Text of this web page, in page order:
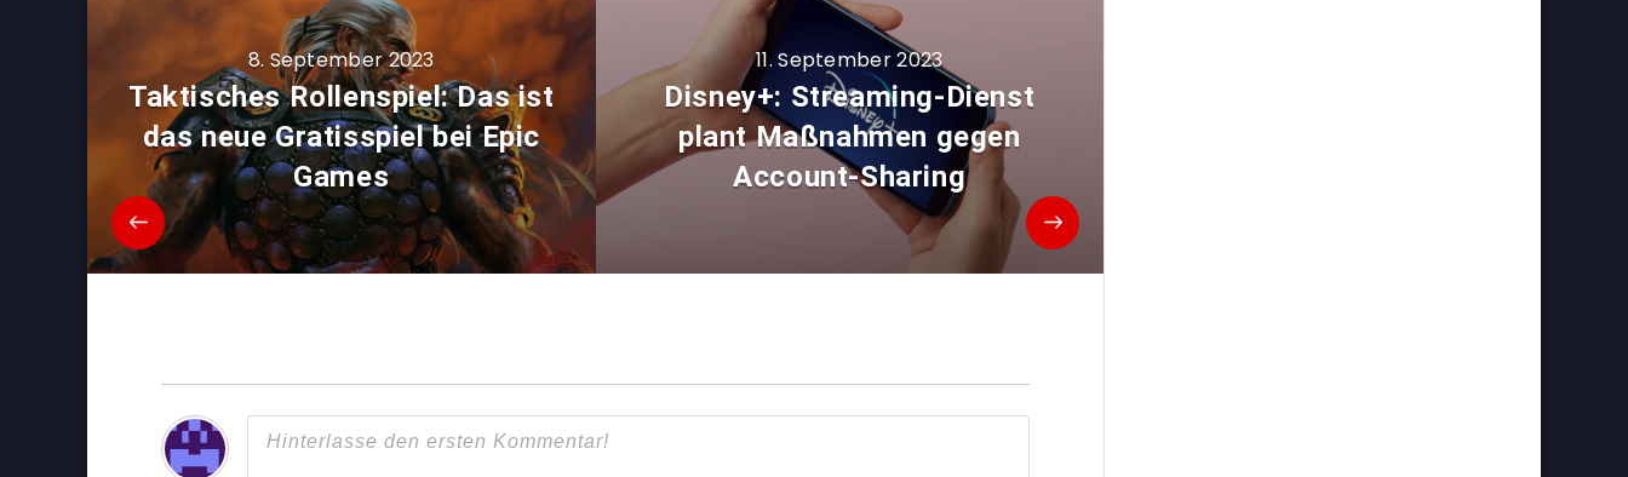
8. September 2023
Taktisches Rollenspiel: Das ist
das neue Gratisspiel bei Epic
Games
11. September 2023
Disney+: Streaming-Dienst
plant Maßnahmen gegen
Account-Sharing